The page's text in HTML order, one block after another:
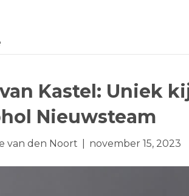
Kastel: Uniek
Nieuwsteam
van den Noort november 15, 2023